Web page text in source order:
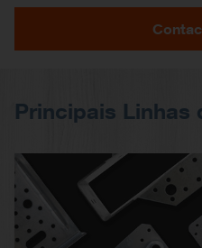
Principais Linhas